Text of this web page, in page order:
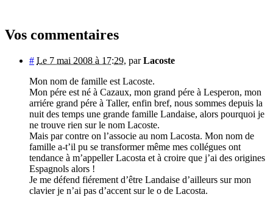
Vos commentaires
# Le 7 mai 2008 à 17:29, parLacoste
Mon nom de famille est Lacoste.
Mon pére est né à Cazaux, mon grand pére à Lesperon, mon
arriére grand pére à Taller, enfin bref, nous sommes depuis la
nuit des temps une grande famille Landaise, alors pourquoi je
ne trouve rien sur le nom Lacoste.
Mais par contre on l’associe au nom Lacosta. Mon nom de
famille a-t’il pu se transformer même mes collégues ont
tendance à m’appeller Lacosta et à croire que j’ai des origines
Espagnols alors !
Je me défend fiérement d’être Landaise d’ailleurs sur mon
clavier je n’ai pas d’accent sur le o de Lacosta.